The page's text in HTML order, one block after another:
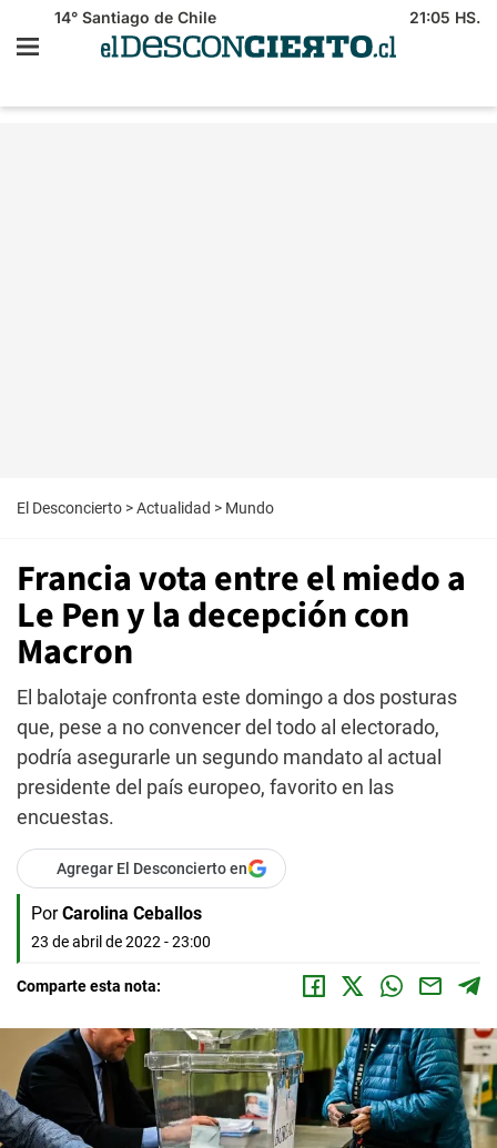
14° Santiago de Chile 21:05 HS.
El Desconcierto >Actualidad > Mundo
Francia vota entre el miedo a
Le Pen y la decepción con
Macron
El balotaje confronta este domingo a dos posturas
que, pese a no convencer del todo al electorado,
podría asegurarle un segundo mandato al actual
presidente del país europeo, favorito en las
encuestas.
Agregar El Desconcierto en
Por Carolina Ceballos
23 de abril de 2022 - 23:00
Comparte esta nota: